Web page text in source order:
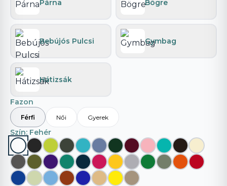
Párna Bögre
Bebújós Pulcsi Gymbag
Hátizsák
Fazon
Férfi Női Gyerek
Szín: Fehér